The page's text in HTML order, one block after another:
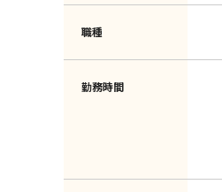
職種
勤務時間